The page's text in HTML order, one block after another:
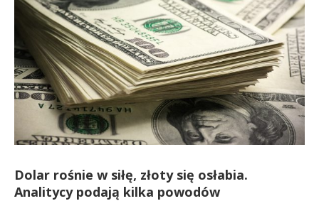
Dolar rośnie w siłę, złoty się osłabia.
Analitycy podają kilka powodów